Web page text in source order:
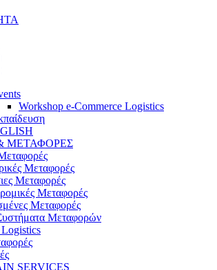
Workshop e-Commerce Logistics
ΜΕΤΑΦΟΡΕΣ
Μεταφορές
Μεταφορές
Μεταφορές
Μεταφορές
Μεταφορών
Logistics
SERVICES